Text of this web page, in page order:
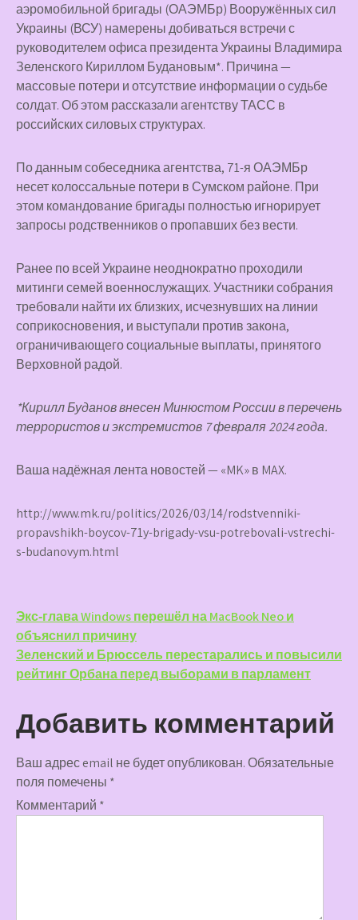
аэромобильной бригады (ОАЭМБр) Вооружённых сил
Украины (ВСУ) намерены добиваться встречи с
руководителем офиса президента Украины Владимира
Зеленского Кириллом Будановым*. Причина —
массовые потери и отсутствие информации о судьбе
солдат. Об этом рассказали агентству ТАСС в
российских силовых структурах.
По данным собеседника агентства, 71-я ОАЭМБр
несет колоссальные потери в Сумском районе. При
этом командование бригады полностью игнорирует
запросы родственников о пропавших без вести.
Ранее по всей Украине неоднократно проходили
митинги семей военнослужащих. Участники собрания
требовали найти их близких, исчезнувших на линии
соприкосновения, и выступали против закона,
ограничивающего социальные выплаты, принятого
Верховной радой.
*Кирилл Буданов внесен Минюстом России в перечень
террористов и экстремистов 7 февраля 2024 года.
Ваша надёжная лента новостей — «MK» в MAX.
http://www.mk.ru/politics/2026/03/14/rodstvenniki-
propavshikh-boycov-71y-brigady-vsu-potrebovali-vstrechi-
s-budanovym.html
Навигация
по
записям
Экс‑глава Windows перешёл на MacBook Neo и
объяснил причину
Зеленский и Брюссель перестарались и повысили
рейтинг Орбана перед выборами в парламент
Добавить комментарий
Ваш адрес email не будет опубликован.Обязательные
поля помечены *
Комментарий *